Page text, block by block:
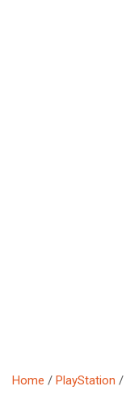
Home PlayStation